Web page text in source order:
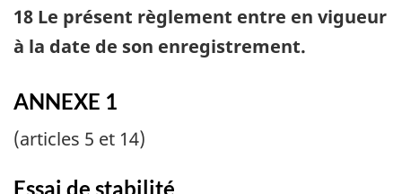
18 Le présent règlement entre en vigueur
à la date de son enregistrement.
ANNEXE 1
(articles 5 et 14)
Essai de stabilité